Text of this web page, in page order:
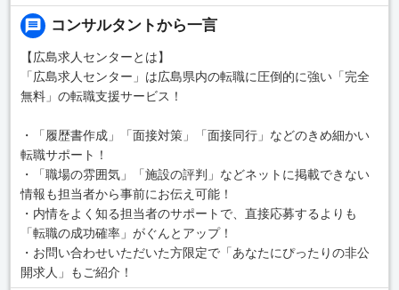
コンサルタントから一言
【広島求人センターとは】
「広島求人センター」は広島県内の転職に圧倒的に強い「完全
無料」の転職支援サービス！
・「履歴書作成」「面接対策」「面接同行」などのきめ細かい
転職サポート！
・「職場の雰囲気」「施設の評判」などネットに掲載できない
情報も担当者から事前にお伝え可能！
・内情をよく知る担当者のサポートで、直接応募するよりも
「転職の成功確率」がぐんとアップ！
・お問い合わせいただいた方限定で「あなたにぴったりの非公
開求人」もご紹介！